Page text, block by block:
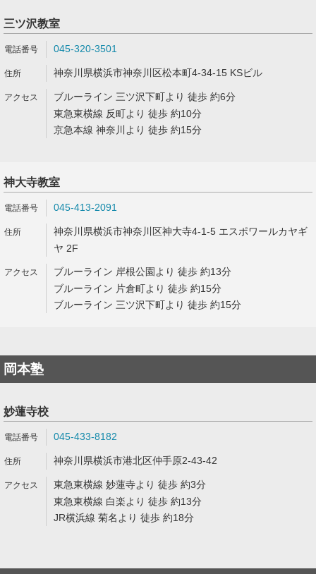
三ツ沢教室
045-320-3501
神奈川県横浜市神奈川区松本町4-34-15 KSビル
ブルーライン 三ツ沢下町より 徒歩 約6分
東急東横線 反町より 徒歩 約10分
京急本線 神奈川より 徒歩 約15分
神大寺教室
045-413-2091
神奈川県横浜市神奈川区神大寺4-1-5 エスポワールカヤギ
ヤ 2F
ブルーライン 岸根公園より 徒歩 約13分
ブルーライン 片倉町より 徒歩 約15分
ブルーライン 三ツ沢下町より 徒歩 約15分
岡本塾
妙蓮寺校
045-433-8182
神奈川県横浜市港北区仲手原2-43-42
東急東横線 妙蓮寺より 徒歩 約3分
東急東横線 白楽より 徒歩 約13分
JR横浜線 菊名より 徒歩 約18分